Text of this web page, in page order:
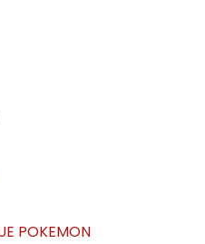
POKEMON